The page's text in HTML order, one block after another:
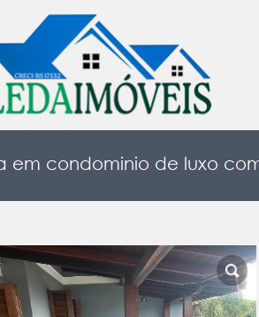
em condominio de luxo